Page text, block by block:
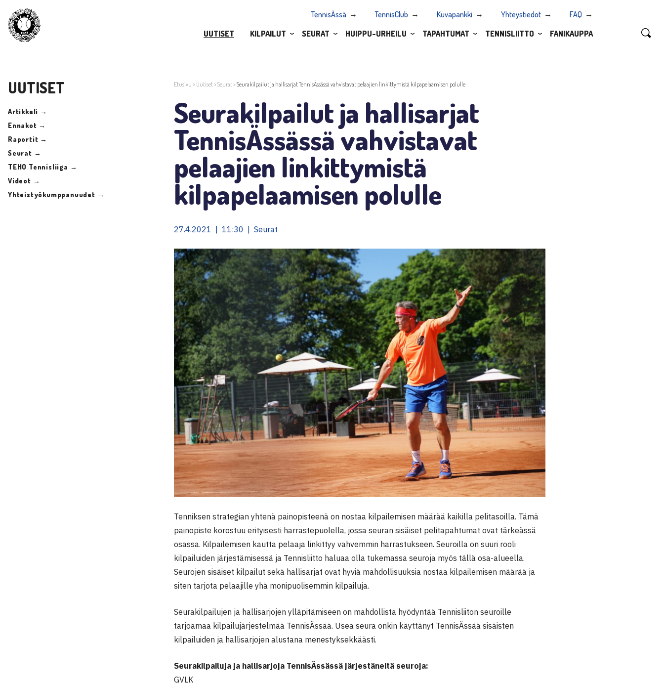
TennisÄssä TennisClub Kuvapankki Yhteystiedot
FAQ
UUTISET
KILPAILUT SEURAT HUIPPU-URHEILU TAPAHTUMAT TENNISLIITTO FANIKAUPPA
UUTISET
Artikkeli →
Ennakot →
Raportit →
Seurat →
TEHO Tennisliiga →
Videot →
Yhteistyökumppanuudet →
Etusivu > Uutiset>Seurat>Seurakilpailut ja hallisarjat TennisÄssässä vahvistavat pelaajien linkittymistä kilpapelaamisen polulle
Seurakilpailut ja hallisarjat
TennisÄssässä vahvistavat
pelaajien linkittymistä
kilpapelaamisen polulle
27.4.2021 | 11:30 | Seurat
Tenniksen strategian yhtenä painopisteenä on nostaa kilpailemisen määrää kaikilla pelitasoilla. Tämä
painopiste korostuu erityisesti harrastepuolella, jossa seuran sisäiset pelitapahtumat ovat tärkeässä
osassa. Kilpailemisen kautta pelaaja linkittyy vahvemmin harrastukseen. Seuroilla on suuri rooli
kilpailuiden järjestämisessä ja Tennisliitto haluaa olla tukemassa seuroja myös tällä osa-alueella.
Seurojen sisäiset kilpailut sekä hallisarjat ovat hyviä mahdollisuuksia nostaa kilpailemisen määrää ja
siten tarjota pelaajille yhä monipuolisemmin kilpailuja.
Seurakilpailujen ja hallisarjojen ylläpitämiseen on mahdollista hyödyntää Tennisliiton seuroille
tarjoamaa kilpailujärjestelmää TennisÄssää. Usea seura onkin käyttänyt TennisÄssää sisäisten
kilpailuiden ja hallisarjojen alustana menestyksekkäästi.
Seurakilpailuja ja hallisarjoja TennisÄssässä järjestäneitä seuroja:
GVLK